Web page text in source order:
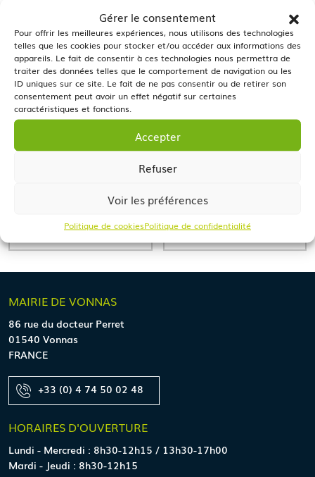
Gérer le consentement
Pour offrir les meilleures expériences, nous utilisons des technologies
telles que les cookies pour stocker et/ou accéder aux informations des
appareils. Le fait de consentir à ces technologies nous permettra de
traiter des données telles que le comportement de navigation ou les
ID uniques sur ce site. Le fait de ne pas consentir ou de retirer son
consentement peut avoir un effet négatif sur certaines
caractéristiques et fonctions.
Accepter
Refuser
Voir les préférences
Politique de cookiesPolitique de confidentialité
CARTE NATIONALE
D’IDENTITÉ / PASSEPORT /
IDENTITÉ NUMÉRIQUE
INSCRIPTION LISTE
ÉLECTORALE
MAIRIE DE VONNAS
86 rue du docteur Perret
01540 Vonnas
FRANCE
+33 (0) 4 74 50 02 48
HORAIRES D'OUVERTURE
Lundi - Mercredi : 8h30-12h15 / 13h30-17h00
Mardi - Jeudi : 8h30-12h15